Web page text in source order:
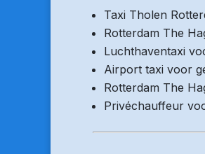
Taxi Tholen
Rotterdam The
Luchthaventaxi
Airport taxi voor
Rotterdam The
Privéchauffeur